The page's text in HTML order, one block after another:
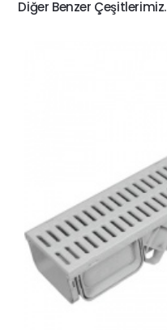
Diğer Benzer Çeşitlerimiz.